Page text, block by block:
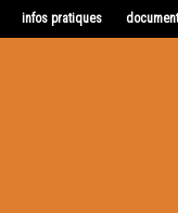
infos pratiques